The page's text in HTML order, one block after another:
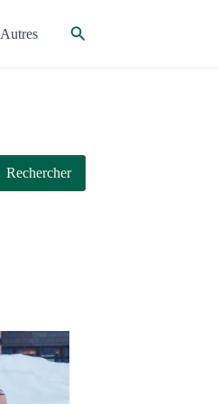
Autres Rechercher
Rechercher